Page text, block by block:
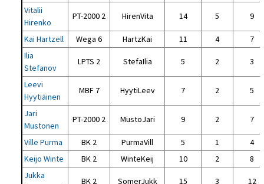
Vitalii
Hirenko
PT-2000 2 HirenVita 14 5 9
Kai Hartzell Wega 6 HartzKai 11 4
7
Ilia
Stefanov
LPTS 2 StefaIlia 5 2 3
Leevi
Hyytiäinen
MBF 7 HyytiLeev 7 2 5
Jari
Mustonen
PT-2000 2 MustoJari 9 2 7
Ville Purma BK 2 PurmaVill 5 1
4
Keijo Winte
BK 2 WinteKeij 10 2
8
Jukka
BK 2 SomerJukk 15 3 12